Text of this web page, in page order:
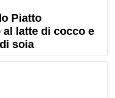
Piatto
latte di cocco e
soia